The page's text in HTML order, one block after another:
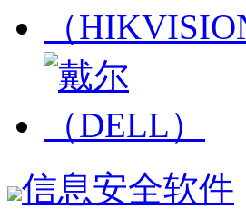
信息安全软件